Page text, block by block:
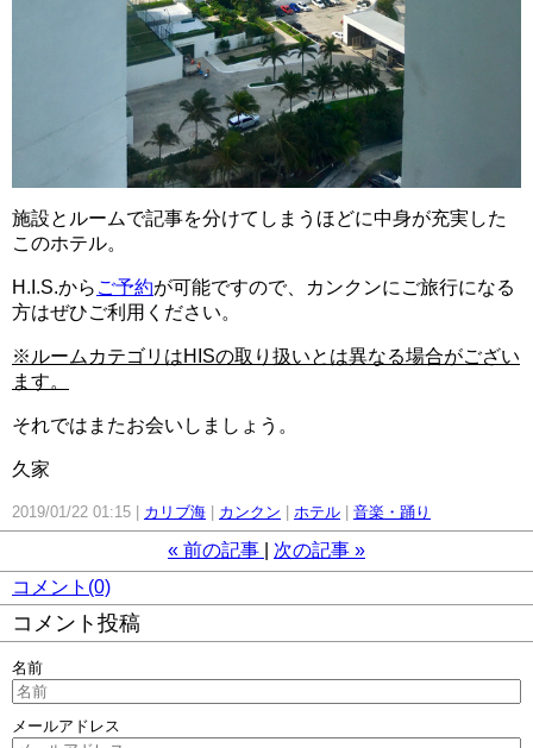
施設とルームで記事を分けてしまうほどに中身が充実した
このホテル。
H.I.S.から ご予約が可能ですので、カンクンにご旅行になる
方はぜひご利用ください。
※ルームカテゴリはHISの取り扱いとは異なる場合がござい
ます。
それではまたお会いしましょう。
久家
2019/01/22 01:15 カリブ海 カンクン ホテル 音楽・踊り
« 前の記事 次の記事 »
コメント(0)
コメント投稿
名前
メールアドレス